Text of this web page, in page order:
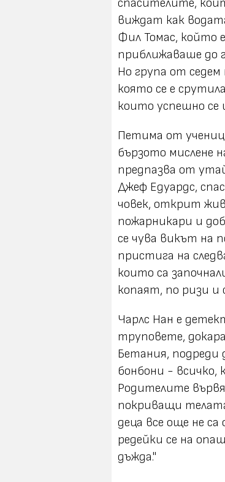
спасителите,
виждат как
Фил Томас, който
приближаваше до
Но група от
която се е
които успешно
Петима от
бързото мислене
предпазва от
Джеф Едуардс,
човек, открит
пожарникари и
се чува викът на
пристига на
които са
копаят, по ризи и
Чарлс Нан е
труповете,
Бетания, подреди
бонбони - всичко,
Родителите
покриващи
деца все още не
редейки се на
дъжда."